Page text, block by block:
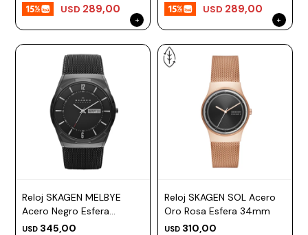
USD 289,00 USD 289,00
Reloj SKAGEN MELBYE
Acero Negro Esfera
40mm
USD 345,00
Reloj SKAGEN SOL Acero
Oro Rosa Esfera 34mm
USD 310,00